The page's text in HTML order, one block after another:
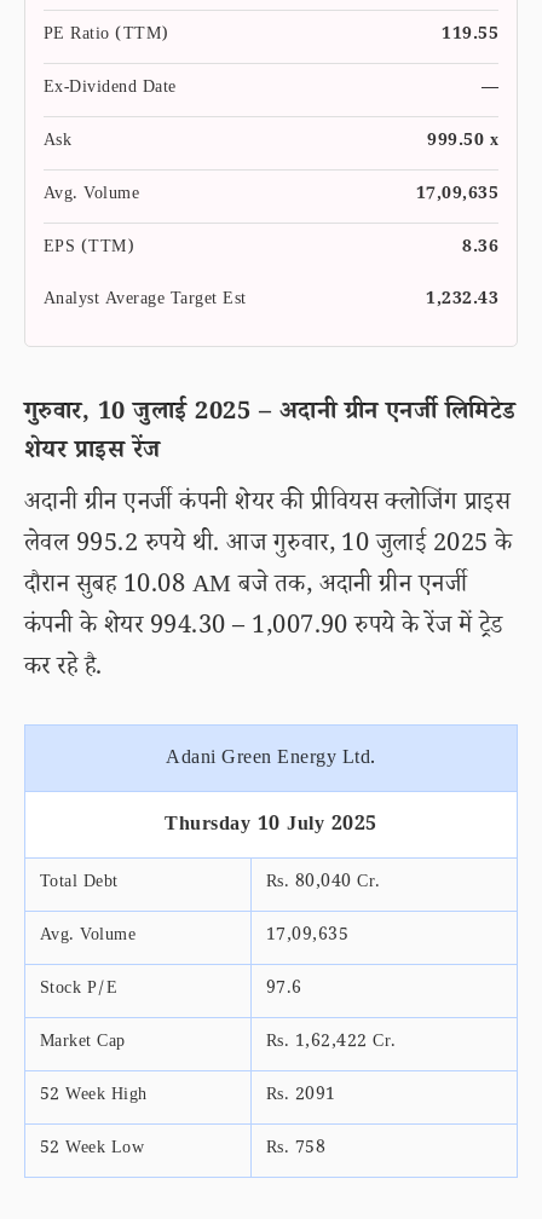
PE Ratio (TTM)
119.55
Ex-Dividend Date
—
Ask
999.50 x
Avg. Volume
17,09,635
EPS (TTM)
8.36
Analyst Average Target Est
1,232.43
गुरुवार, 10 जुलाई 2025 – अदानी ग्रीन एनर्जी लिमिटेड
शेयर प्राइस रेंज
अदानी ग्रीन एनर्जी कंपनी शेयर की प्रीवियस क्लोजिंग प्राइस
लेवल 995.2 रुपये थी. आज गुरुवार, 10 जुलाई 2025 के
दौरान सुबह 10.08 AM बजे तक, अदानी ग्रीन एनर्जी
कंपनी के शेयर 994.30 – 1,007.90 रुपये के रेंज में ट्रेड
कर रहे है.
Adani Green Energy Ltd.
Thursday 10 July 2025
Total Debt
Rs. 80,040 Cr.
Avg. Volume
17,09,635
Stock P/E
97.6
Market Cap
Rs. 1,62,422 Cr.
52 Week High
Rs. 2091
52 Week Low
Rs. 758